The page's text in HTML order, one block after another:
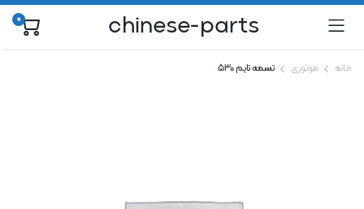
chinese-parts
0
خانه موتوری تسمه تایم ۵۳۰